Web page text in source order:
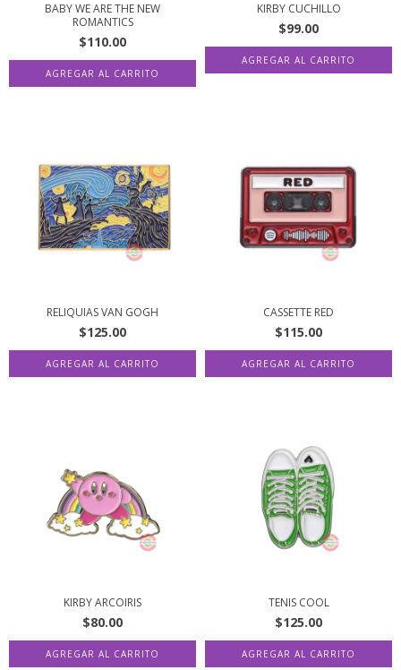
BABY WE ARE THE NEW
ROMANTICS
$110.00
KIRBY CUCHILLO
$99.00
RELIQUIAS VAN GOGH
$125.00
CASSETTE RED
$115.00
KIRBY ARCOIRIS
$80.00
TENIS COOL
$125.00